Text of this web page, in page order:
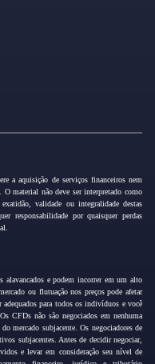
a aquisição de serviços financeiros nem
O material não deve ser interpretado como
validade ou integralidade destas
responsabilidade por quaisquer perdas
alavancados e podem incorrer em um alto
ou flutuação nos preços pode afetar
para todos os indivíduos e você
CFDs não são negociados em nenhuma
mercado subjacente. Os negociadores de
subjacentes. Antes de decidir negociar,
e levar em consideração seu nível de